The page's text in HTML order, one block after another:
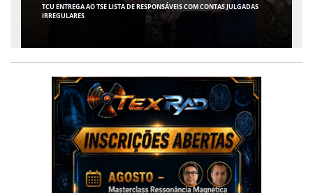
TCU ENTREGA AO TSE LISTA DE RESPONSÁVEIS COM CONTAS JULGADAS
IRREGULARES